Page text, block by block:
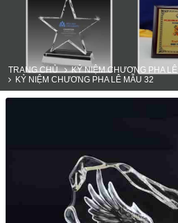
TRANG CHỦ
KỶ NIỆM CHƯƠNG PHA LÊ
KỶ NIỆM CHƯƠNG PHA LÊ MẪU 32